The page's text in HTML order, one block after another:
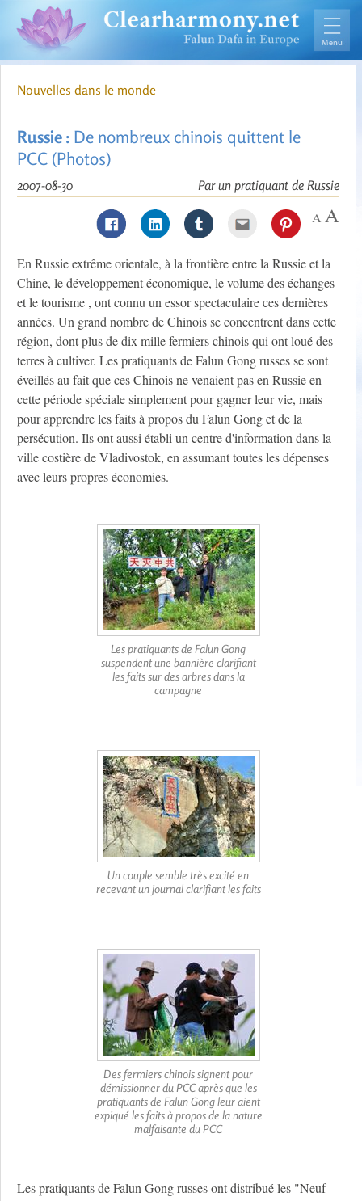
Nouvelles dans le monde
Russie : De nombreux chinois quittent le
PCC (Photos)
Par un pratiquant de Russie
2007-08-30
En Russie extrême orientale, à la frontière entre la Russie et la
Chine, le développement économique, le volume des échanges
et le tourisme , ont connu un essor spectaculaire ces dernières
années. Un grand nombre de Chinois se concentrent dans cette
région, dont plus de dix mille fermiers chinois qui ont loué des
terres à cultiver. Les pratiquants de Falun Gong russes se sont
éveillés au fait que ces Chinois ne venaient pas en Russie en
cette période spéciale simplement pour gagner leur vie, mais
pour apprendre les faits à propos du Falun Gong et de la
persécution. Ils ont aussi établi un centre d'information dans la
ville costière de Vladivostok, en assumant toutes les dépenses
avec leurs propres économies.
Les pratiquants de Falun Gong
suspendent une bannière clarifiant
les faits sur des arbres dans la
campagne
Un couple semble très excité en
recevant un journal clarifiant les faits
Des fermiers chinois signent pour
démissionner du PCC après que les
pratiquants de Falun Gong leur aient
expiqué les faits à propos de la nature
malfaisante du PCC
Les pratiquants de Falun Gong russes ont distribué les "Neuf